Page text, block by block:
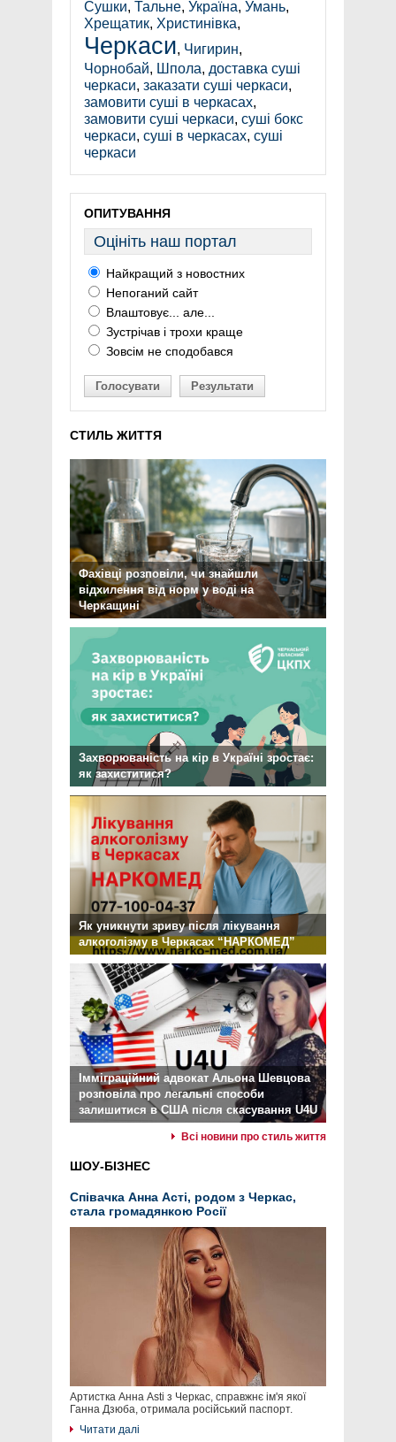
Сушки, Тальне, Україна, Умань,
Хрещатик, Христинівка,
Черкаси, Чигирин,
Чорнобай, Шпола, доставка суші
черкаси, заказати суші черкаси,
замовити суші в черкасах,
замовити суші черкаси, суші бокс
черкаси, суші в черкасах, суші
черкаси
ОПИТУВАННЯ
Оцініть наш портал
Найкращий з новостних
Непоганий сайт
Влаштовує... але...
Зустрічав і трохи краще
Зовсім не сподобався
Голосувати Результати
СТИЛЬ ЖИТТЯ
Фахівці розповіли, чи знайшли
відхилення від норм у воді на
Черкащині
Захворюваність на кір в Україні зростає:
як захиститися?
Як уникнути зриву після лікування
алкоголізму в Черкасах “НАРКОМЕД”
Імміграційний адвокат Альона Шевцова
розповіла про легальні способи
залишитися в США після скасування U4U
Всі новини про стиль життя
ШОУ-БІЗНЕС
Співачка Анна Асті, родом з Черкас,
стала громадянкою Росії
Артистка Анна Asti з Черкас, справжнє ім'я якої
Ганна Дзюба, отримала російський паспорт.
Читати далі